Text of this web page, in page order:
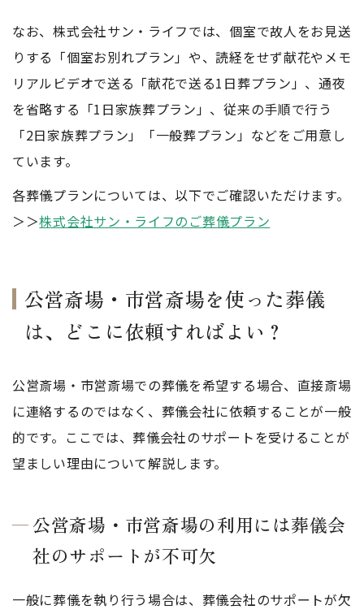
なお、株式会社サン・ライフでは、個室で故人をお見送
りする「個室お別れプラン」や、読経をせず献花やメモ
リアルビデオで送る「献花で送る1日葬プラン」、通夜
を省略する「1日家族葬プラン」、従来の手順で行う
「2日家族葬プラン」「一般葬プラン」などをご用意し
ています。
各葬儀プランについては、以下でご確認いただけます。
＞＞株式会社サン・ライフのご葬儀プラン
公営斎場・市営斎場を使った葬儀
は、どこに依頼すればよい？
公営斎場・市営斎場での葬儀を希望する場合、直接斎場
に連絡するのではなく、葬儀会社に依頼することが一般
的です。ここでは、葬儀会社のサポートを受けることが
望ましい理由について解説します。
公営斎場・市営斎場の利用には葬儀会
社のサポートが不可欠
一般に葬儀を執り行う場合は、葬儀会社のサポートが欠